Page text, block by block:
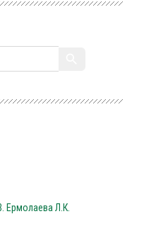
Ермолаева Л.К.